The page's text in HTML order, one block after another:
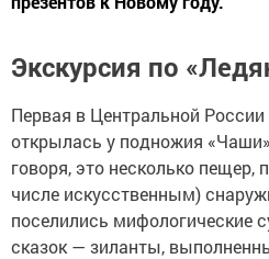
Экскурсия по
Первая в Центральной
открылась у подножия
говоря, это несколько
числе искусственным)
поселились мифологические
сказок — зиланты,